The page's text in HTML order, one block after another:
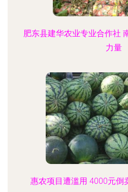
肥东县建华农业专业合作社
力量
惠农项目遭滥用 4000元倒